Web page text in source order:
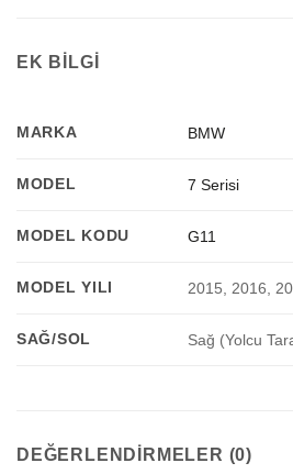
EK BILGI
MARKA BMW
MODEL 7 Serisi
MODEL KODU G11
MODEL YILI 2015, 2016,
SAĞ/SOL Sağ (Yolcu
DEĞERLENDIRMELER (0)